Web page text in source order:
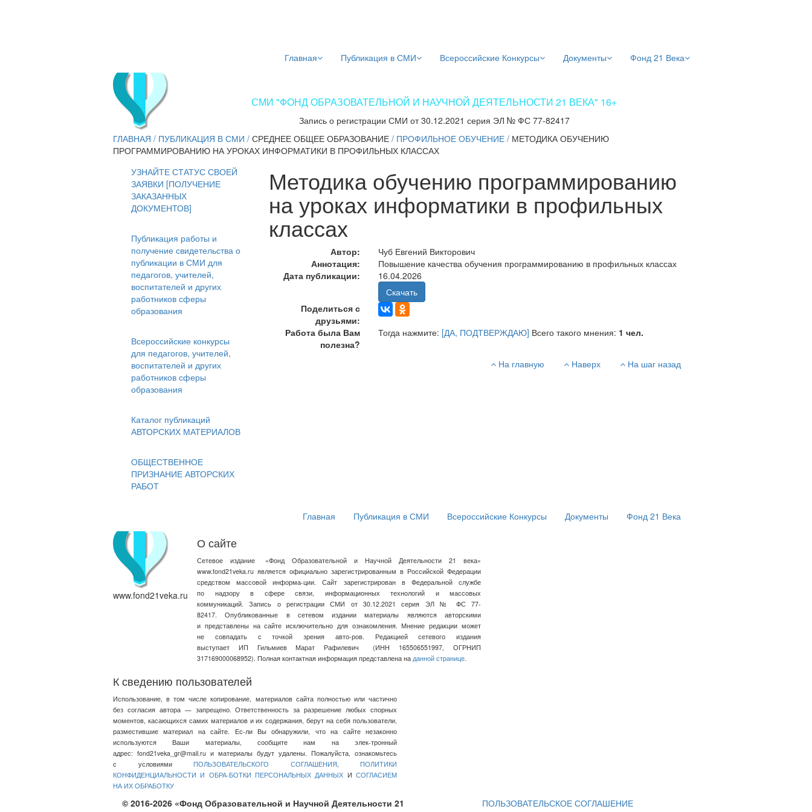
Главная Публикация в СМИ Всероссийские Конкурсы Документы Фонд 21 Века
СМИ "ФОНД ОБРАЗОВАТЕЛЬНОЙ И НАУЧНОЙ ДЕЯТЕЛЬНОСТИ 21 ВЕКА" 16+
Запись о регистрации СМИ от 30.12.2021 серия ЭЛ № ФС 77-82417
ГЛАВНАЯ / ПУБЛИКАЦИЯ В СМИ / СРЕДНЕЕ ОБЩЕЕ ОБРАЗОВАНИЕ / ПРОФИЛЬНОЕ ОБУЧЕНИЕ / МЕТОДИКА ОБУЧЕНИЮ
ПРОГРАММИРОВАНИЮ НА УРОКАХ ИНФОРМАТИКИ В ПРОФИЛЬНЫХ КЛАССАХ
УЗНАЙТЕ СТАТУС СВОЕЙ
ЗАЯВКИ [ПОЛУЧЕНИЕ
ЗАКАЗАННЫХ
ДОКУМЕНТОВ]
Публикация работы и
получение свидетельства о
публикации в СМИ для
педагогов, учителей,
воспитателей и других
работников сферы
образования
Всероссийские конкурсы
для педагогов, учителей,
воспитателей и других
работников сферы
образования
Каталог публикаций
АВТОРСКИХ МАТЕРИАЛОВ
ОБЩЕСТВЕННОЕ
ПРИЗНАНИЕ АВТОРСКИХ
РАБОТ
Методика обучению программированию
на уроках информатики в профильных
классах
Автор:
Чуб Евгений Викторович
Аннотация:
Повышение качества обучения программированию в профильных классах
Дата публикации:
16.04.2026
Скачать
Поделиться с
друзьями:
Работа была Вам
полезна?
Тогда нажмите: [ДА, ПОДТВЕРЖДАЮ] Всего такого мнения: 1 чел.
На главную Наверх На шаг назад
Главная Публикация в СМИ Всероссийские Конкурсы Документы Фонд 21 Века
www.fond21veka.ru
О сайте
Сетевое издание «Фонд Образовательной и Научной Деятельности 21 века»
www.fond21veka.ru является официально зарегистрированным в Российской Федерации
средством массовой информа-ции. Сайт зарегистрирован в Федеральной службе
по надзору в сфере связи, информационных технологий и массовых
коммуникаций. Запись о регистрации СМИ от 30.12.2021 серия ЭЛ № ФС 77-
82417. Опубликованные в сетевом издании материалы являются авторскими
и представлены на сайте исключительно для ознакомления. Мнение редакции может
не совпадать с точкой зрения авто-ров. Редакцией сетевого издания
выступает ИП Гильмиев Марат Рафилевич
(ИНН 165506551997, ОГРНИП
317169000068952). Полная контактная информация представлена на данной странице.
К сведению пользователей
Использование, в том числе копирование, материалов сайта полностью или частично
без согласия автора — запрещено. Ответственность за разрешение любых спорных
моментов, касающихся самих материалов и их содержания, берут на себя пользователи,
разместившие материал на сайте. Ес-ли Вы обнаружили, что на сайте незаконно
используются Ваши материалы, сообщите нам на элек-тронный
адрес: fond21veka_gr@mail.ru и материалы будут удалены. Пожалуйста, ознакомьтесь
с условиями ПОЛЬЗОВАТЕЛЬСКОГО СОГЛАШЕНИЯ, ПОЛИТИКИ
КОНФИДЕНЦИАЛЬНОСТИ И ОБРА-БОТКИ ПЕРСОНАЛЬНЫХ ДАННЫХ И СОГЛАСИЕМ
НА ИХ ОБРАБОТКУ
© 2016-2026 «Фонд Образовательной и Научной Деятельности 21
ПОЛЬЗОВАТЕЛЬСКОЕ СОГЛАШЕНИЕ